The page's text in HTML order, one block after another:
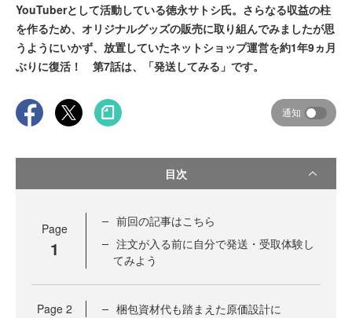
YouTuberとして活動している徳永サトシ氏。さらなる収益の柱
を作るため、オリジナルグッズの販売に取り組んでみましたが思
うようにいかず、放置していたネットショップ運営を約1年9ヵ月
ぶりに復活！ 第7話は、「発送してみる」です。
通知
目次
Page
1
前回の記事はこちら
注文が入る前に自分で発送・受取体験し
てみよう
Page 2 梱包資材代も踏まえた原価設計に